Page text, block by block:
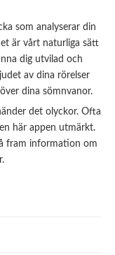
som analyserar din
är vårt naturliga sätt
dig utvilad och
av dina rörelser
dina sömnvanor.
det olyckor. Ofta
här appen utmärkt.
fram information om